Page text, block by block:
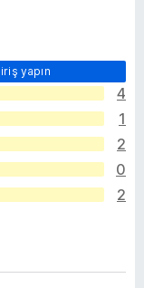
yapın
4
1
2
0
2